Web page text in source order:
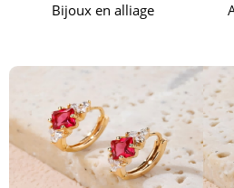
Accessoires de bricolage